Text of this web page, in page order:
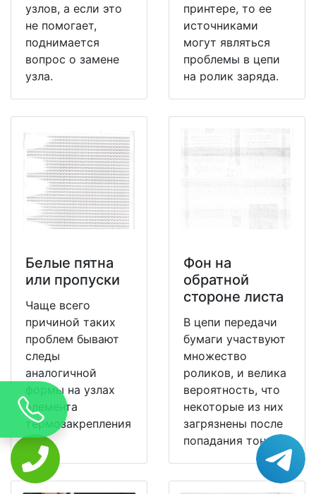
узлов, а если это
не помогает,
поднимается
вопрос о замене
узла.
принтере, то ее
источниками
могут являться
проблемы в цепи
на ролик заряда.
Белые пятна
или пропуски
Чаще всего
причиной таких
проблем бывают
следы
аналогичной
формы на узлах
элемента
термозакрепления
.
Фон на
обратной
стороне листа
В цепи передачи
бумаги участвуют
множество
роликов, и велика
вероятность, что
некоторые из них
загрязнены после
попадания тонера.